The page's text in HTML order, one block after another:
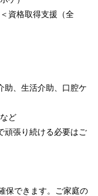
資格取得支援（全
助、生活介助、口腔ケ
ど
頑張り続ける必要はご
保できます。ご家庭の